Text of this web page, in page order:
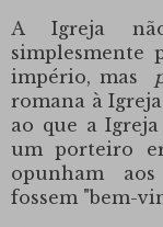
A Igreja
simplesmente
império, mas
romana à
ao que a
um porteiro
opunham
fossem "bem-